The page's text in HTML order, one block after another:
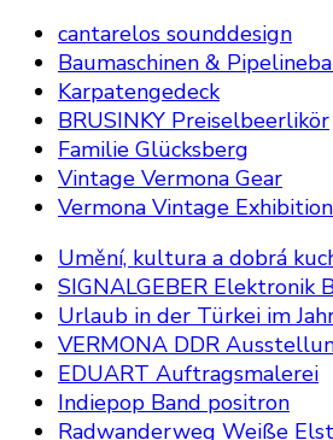
cantarelos sounddesign
Baumaschinen &
Karpatengedeck
BRUSINKY Preiselbeerlikör
Familie Glücksberg
Vintage Vermona Gear
Vermona Vintage Exhibition
Umění, kultura a dobrá
SIGNALGEBER Elektronik
Urlaub in der Türkei im
VERMONA DDR
EDUART Auftragsmalerei
Indiepop Band positron
Radwanderweg Weiße